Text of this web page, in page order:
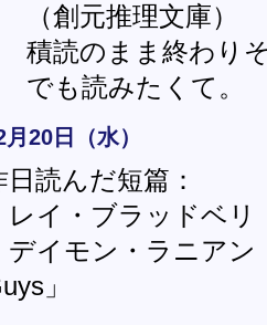
（創元推理文庫）
積読のまま終わり
でも読みたくて。
月20日（水）
日読んだ短篇：
レイ・ブラッドベ
デイモン・ラニアン
」